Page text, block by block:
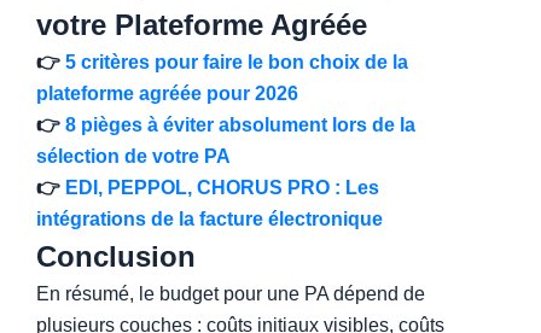
votre Plateforme Agréée
👉 5 critères pour faire le bon choix de la
plateforme agréée pour 2026
👉 8 pièges à éviter absolument lors de la
sélection de votre PA
👉 EDI, PEPPOL, CHORUS PRO : Les
intégrations de la facture électronique
Conclusion
En résumé, le budget pour une PA dépend de
plusieurs couches : coûts initiaux visibles, coûts